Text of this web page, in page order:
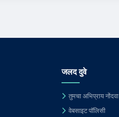
जलद दुवे
तुमचा अभिप्राय नोंदवा
वेबसाइट पॉलिसी